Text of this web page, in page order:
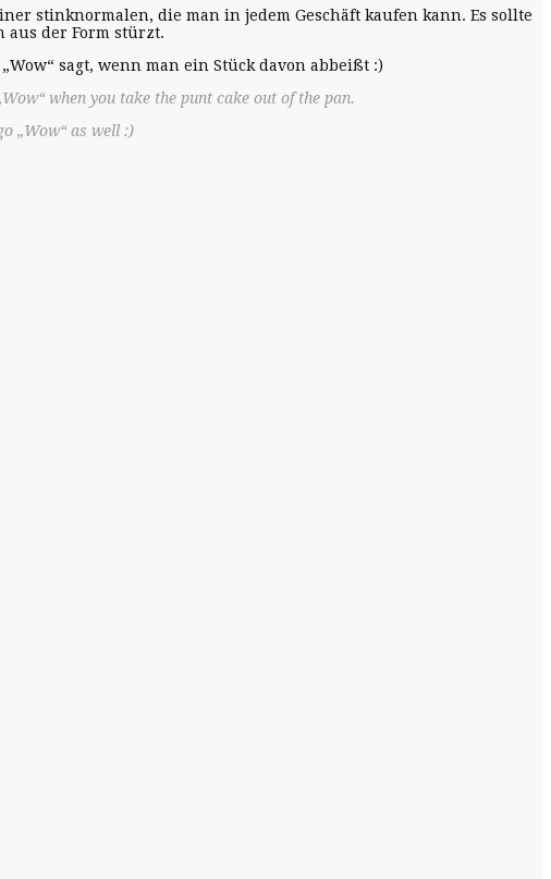
stinknormalen, die man in jedem Geschäft kaufen kann. Es sollte
aus der Form stürzt.
sagt, wenn man ein Stück davon abbeißt :)
when you take the punt cake out of the pan.
„Wow“ as well :)